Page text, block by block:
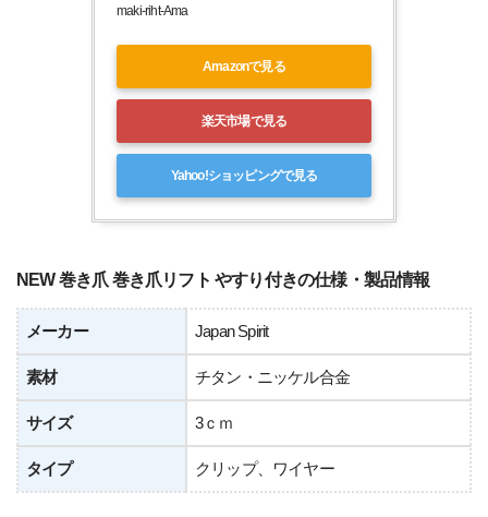
maki-riht-Ama
Amazonで見る
楽天市場で見る
Yahoo!ショッピングで見る
NEW 巻き爪 巻き爪リフト やすり付きの仕様・製品情報
メーカー Japan Spirit
素材 チタン・ニッケル合金
サイズ 3ｃｍ
タイプ クリップ、ワイヤー